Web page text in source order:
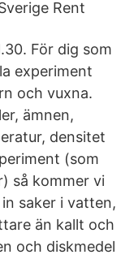
Rent
För dig som
experiment
och vuxna.
ämnen,
densitet
(som
så kommer vi
saker i vatten,
än kallt och
och diskmedel